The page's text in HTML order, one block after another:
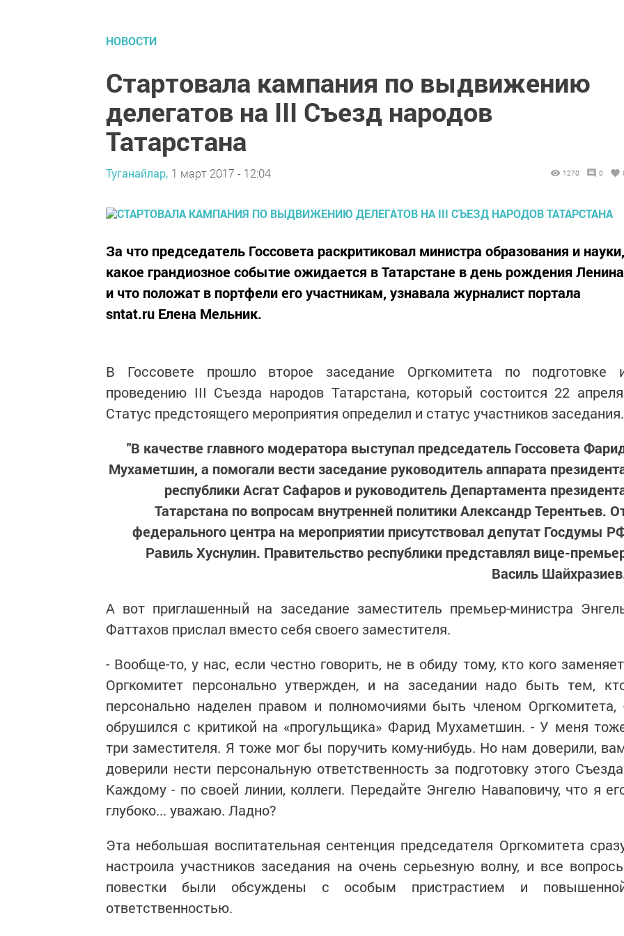
НОВОСТИ
Стартовала кампания по выдвижению
делегатов на III Съезд народов
Татарстана
Туганайлар, 1 март 2017 - 12:04 1270 0
За что председатель Госсовета раскритиковал министра образования и науки,
какое грандиозное событие ожидается в Татарстане в день рождения Ленина
и что положат в портфели его участникам, узнавала журналист портала
sntat.ru Елена Мельник.
В Госсовете прошло второе заседание Оргкомитета по подготовке
проведению III Съезда народов Татарстана, который состоится 22
Статус предстоящего мероприятия определил и статус участников заседания.
"В качестве главного модератора выступал председатель Госсовета
Мухаметшин, а помогали вести заседание руководитель аппарата
республики Асгат Сафаров и руководитель Департамента
Татарстана по вопросам внутренней политики Александр Терентьев.
федерального центра на мероприятии присутствовал депутат Госдумы
Равиль Хуснулин. Правительство республики представлял вице-
Василь
А вот приглашенный на заседание заместитель премьер-министра
Фаттахов прислал вместо себя своего заместителя.
- Вообще-то, у нас, если честно говорить, не в обиду тому, кто кого
Оргкомитет персонально утвержден, и на заседании надо быть тем,
персонально наделен правом и полномочиями быть членом Оргкомитета,
обрушился с критикой на «прогульщика» Фарид Мухаметшин. - У меня
три заместителя. Я тоже мог бы поручить кому-нибудь. Но нам доверили,
доверили нести персональную ответственность за подготовку этого
Каждому - по своей линии, коллеги. Передайте Энгелю Наваповичу, что я
глубоко... уважаю. Ладно?
Эта небольшая воспитательная сентенция председателя Оргкомитета
настроила участников заседания на очень серьезную волну, и все
повестки были обсуждены с особым пристрастием и
ответственностью.